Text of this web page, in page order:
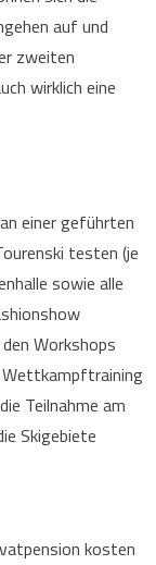
auf und
zweiten
wirklich eine
einer geführten
testen (je
sowie alle
Workshops
Wettkampftraining
Teilnahme am
Skigebiete
kosten